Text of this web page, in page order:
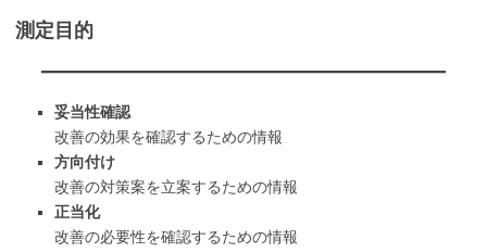
測定目的
妥当性確認
改善の効果を確認するための情報
方向付け
改善の対策案を立案するための情報
正当化
改善の必要性を確認するための情報